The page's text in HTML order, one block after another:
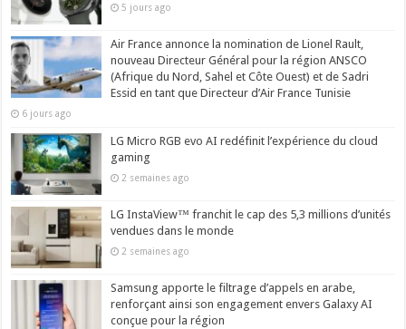
5 jours ago
Air France annonce la nomination de Lionel Rault,
nouveau Directeur Général pour la région ANSCO
(Afrique du Nord, Sahel et Côte Ouest) et de Sadri
Essid en tant que Directeur d’Air France Tunisie
6 jours ago
LG Micro RGB evo AI redéfinit l’expérience du cloud
gaming
2 semaines ago
LG InstaView™ franchit le cap des 5,3 millions d’unités
vendues dans le monde
2 semaines ago
Samsung apporte le filtrage d’appels en arabe,
renforçant ainsi son engagement envers Galaxy AI
conçue pour la région